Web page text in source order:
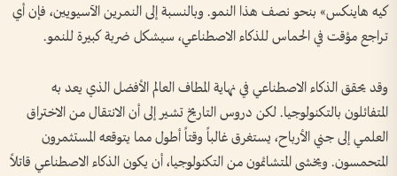
كيه هاينكس» بنحو نصف هذا النمو. وبالنسبة إلى النمرين الآسيويين، فإن أي
تراجع مؤقت في الحماس للذكاء الاصطناعي، سيشكل ضربة كبيرة للنمو.
وقد يحقق الذكاء الاصطناعي في نهاية المطاف العالم الأفضل الذي يعد به
المتفائلون بالتكنولوجيا. لكن دروس التاريخ تشير إلى أن الانتقال من الاختراق
العلمي إلى جني الأرباح، يستغرق غالباً وقتاً أطول مما يتوقعه المستثمرون
المتحمسون. ويخشى المتشائمون من التكنولوجيا، أن يكون الذكاء الاصطناعي قاتلاً